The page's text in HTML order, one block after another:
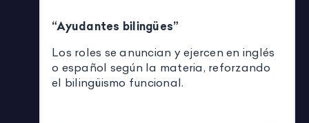
“Ayudantes bilingües”
Los roles se anuncian y ejercen en inglés
o español según la materia, reforzando
el bilingüismo funcional.